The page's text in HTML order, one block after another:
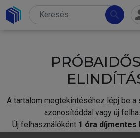
search
A tartalom megtekintéséhez lépj be a
azonosítóddal vagy új
Új felhasználóként 1 óra